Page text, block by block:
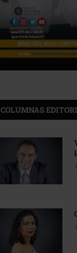
COLUMNAS